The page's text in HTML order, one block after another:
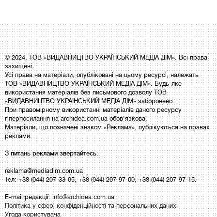
© 2024, ТОВ «ВИДАВНИЦТВО УКРАЇНСЬКИЙ МЕДІА ДІМ». Всі права
захищені.
Усі права на матеріали, опубліковані на цьому ресурсі, належать
ТОВ «ВИДАВНИЦТВО УКРАЇНСЬКИЙ МЕДІА ДІМ». Будь-яке
використання матеріалів без письмового дозволу ТОВ
«ВИДАВНИЦТВО УКРАЇНСЬКИЙ МЕДІА ДІМ» заборонено.
При правомірному використанні матеріалів даного ресурсу
гіперпосилання на archidea.com.ua обов'язкова.
Матеріали, що позначені знаком «Реклама», публікуються на правах
реклами.
З питань реклами звертайтесь:
reklama@mediadim.com.ua
Тел: +38 (044) 207-33-05, +38 (044) 207-97-00, +38 (044) 207-97-15.
E-mail редакції:info@archidea.com.ua
Політика у сфері конфіденційності та персональних даних
Угода користувача